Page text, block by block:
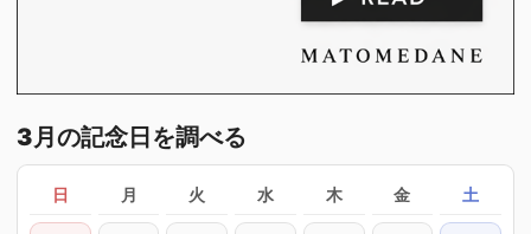
3月の記念日を調べる
日 月 火 水 木 金 土